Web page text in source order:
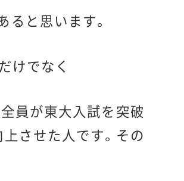
と思います。
けでなく
員が東大入試を突破
させた人です。その